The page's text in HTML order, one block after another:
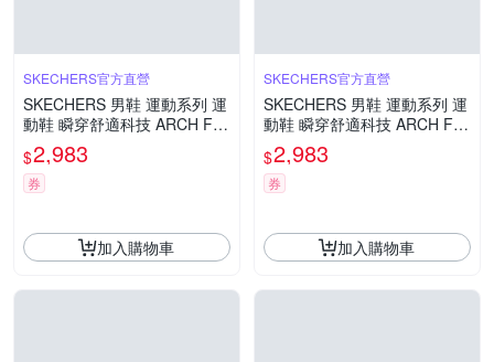
SKECHERS官方直營
SKECHERS 男鞋 運動系列 運
動鞋 瞬穿舒適科技 ARCH FIT
2.0(232712CCYL)
$2,983
券
加入購物車
SKECHERS官方直營
SKECHERS 男鞋 運動系列 運
動鞋 瞬穿舒適科技 ARCH FIT
2.0(232712NVRD)
$2,983
券
加入購物車